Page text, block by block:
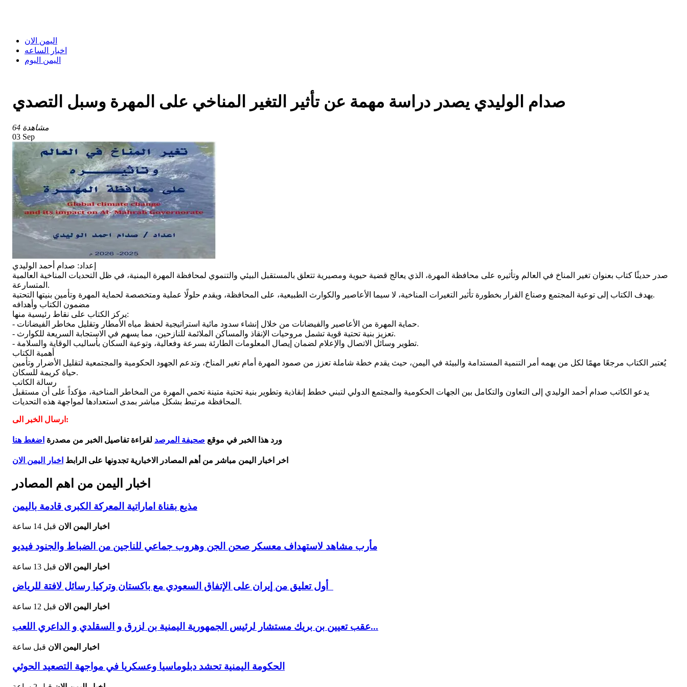
اليمن الان
اخبار الساعه
اليمن اليوم
صدام الوليدي يصدر دراسة مهمة عن تأثير التغير المناخي على المهرة وسبل التصدي
64 مشاهدة
03 Sep
إعداد: صدام أحمد الوليدي
صدر حديثًا كتاب بعنوان تغير المناخ في العالم وتأثيره على محافظة المهرة، الذي يعالج قضية حيوية ومصيرية تتعلق بالمستقبل البيئي والتنموي لمحافظة المهرة اليمنية، في ظل التحديات المناخية العالمية
المتسارعة.
يهدف الكتاب إلى توعية المجتمع وصناع القرار بخطورة تأثير التغيرات المناخية، لا سيما الأعاصير والكوارث الطبيعية، على المحافظة، ويقدم حلولًا عملية ومتخصصة لحماية المهرة وتأمين بنيتها التحتية.
مضمون الكتاب وأهدافه
يركز الكتاب على نقاط رئيسية منها:
- حماية المهرة من الأعاصير والفيضانات من خلال إنشاء سدود مائية استراتيجية لحفظ مياه الأمطار وتقليل مخاطر الفيضانات.
- تعزيز بنية تحتية قوية تشمل مروحيات الإنقاذ والمساكن الملائمة للنازحين، مما يسهم في الاستجابة السريعة للكوارث.
- تطوير وسائل الاتصال والإعلام لضمان إيصال المعلومات الطارئة بسرعة وفعالية، وتوعية السكان بأساليب الوقاية والسلامة.
أهمية الكتاب
يُعتبر الكتاب مرجعًا مهمًا لكل من يهمه أمر التنمية المستدامة والبيئة في اليمن، حيث يقدم خطة شاملة تعزز من صمود المهرة أمام تغير المناخ، وتدعم الجهود الحكومية والمجتمعية لتقليل الأضرار وتأمين
حياة كريمة للسكان.
رسالة الكاتب
يدعو الكاتب صدام أحمد الوليدي إلى التعاون والتكامل بين الجهات الحكومية والمجتمع الدولي لتبني خطط إنقاذية وتطوير بنية تحتية متينة تحمي المهرة من المخاطر المناخية، مؤكداً على أن مستقبل
المحافظة مرتبط بشكل مباشر بمدى استعدادها لمواجهة هذه التحديات.
ارسال الخبر الى:
ورد هذا الخبر في موقع صحيفة المرصد لقراءة تفاصيل الخبر من مصدرة اضغط هنا
اخر اخبار اليمن مباشر من أهم المصادر الاخبارية تجدونها على الرابط اخبار اليمن الان
اخبار اليمن من اهم المصادر
مذيع بقناة اماراتية المعركة الكبرى قادمة باليمن
اخبار اليمن الان قبل 14 ساعة
مأرب مشاهد لاستهداف معسكر صحن الجن وهروب جماعي للناجين من الضباط والجنود فيديو
اخبار اليمن الان قبل 13 ساعة
اخبار اليمن الان قبل 12 ساعة
عقب تعيين بن بريك مستشار لرئيس الجمهورية اليمنية بن لزرق و السقلدي و الداعري اللعب...
اخبار اليمن الان قبل ساعة
الحكومة اليمنية تحشد دبلوماسيا وعسكريا في مواجهة التصعيد الحوثي